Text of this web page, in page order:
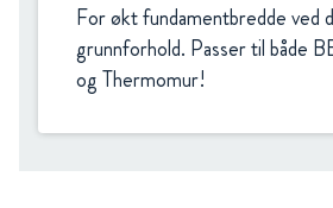
For økt fundamentbredde ved
grunnforhold. Passer til både
og Thermomur!